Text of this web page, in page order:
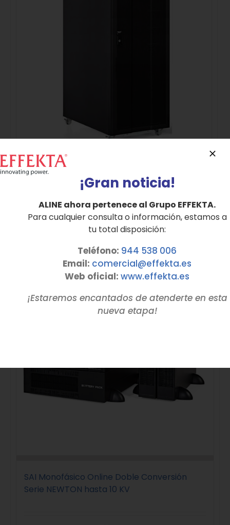
SAI Tri-Mono Serie FRANKLIN hasta 20 KVA
Detalles
SAI Monofásico Online Doble Conversión
Serie NEWTON hasta 10 KV
¡Gran noticia!
ALINE ahora pertenece al Grupo EFFEKTA.
Para cualquier consulta o información, estamos a
tu total disposición:
Teléfono: 944 538 006
Email: comercial@effekta.es
Web oficial: www.effekta.es
¡Estaremos encantados de atenderte en esta
nueva etapa!